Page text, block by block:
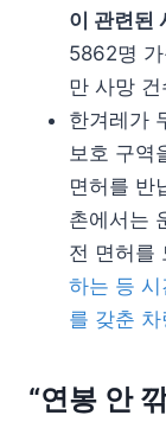
이 관련된
5862명
만 사망
한겨레가
보호 구역
면허를 반
촌에서는
전 면허를
하는 등
를 갖춘
“연봉 안